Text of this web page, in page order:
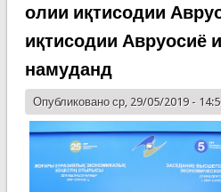
олии иқтисодии
иқтисодии Авруосиё
намуданд
Опубликовано ср, 29/05/2019 -